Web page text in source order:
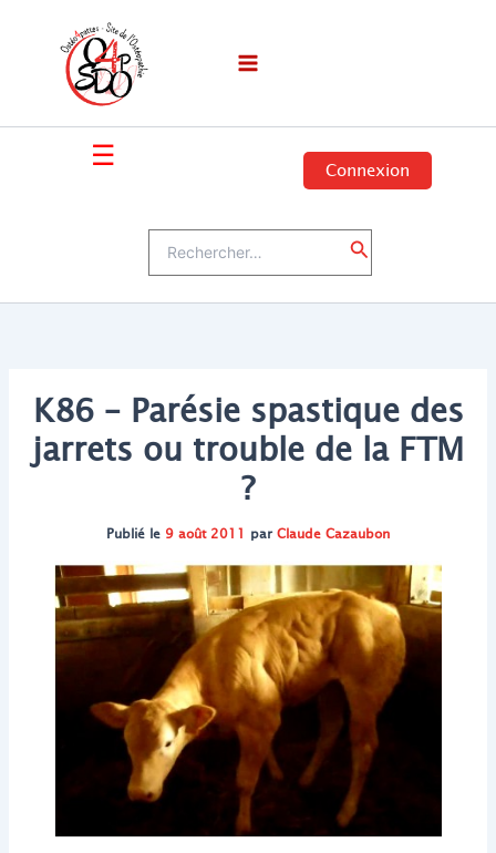
☰ Connexion
Rechercher
K86 – Parésie spastique des
jarrets ou trouble de la FTM
?
Publié le 9 août 2011 parClaude Cazaubon